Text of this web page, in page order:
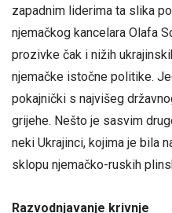
zapadnim liderima ta slika
njemačkog kancelara Olafa
prozivke čak i nižih
njemačke istočne politike.
pokajnički s najvišeg
grijehe. Nešto je sasvim
neki Ukrajinci, kojima je bila
sklopu njemačko-ruskih
Razvodnjavanje krivnje